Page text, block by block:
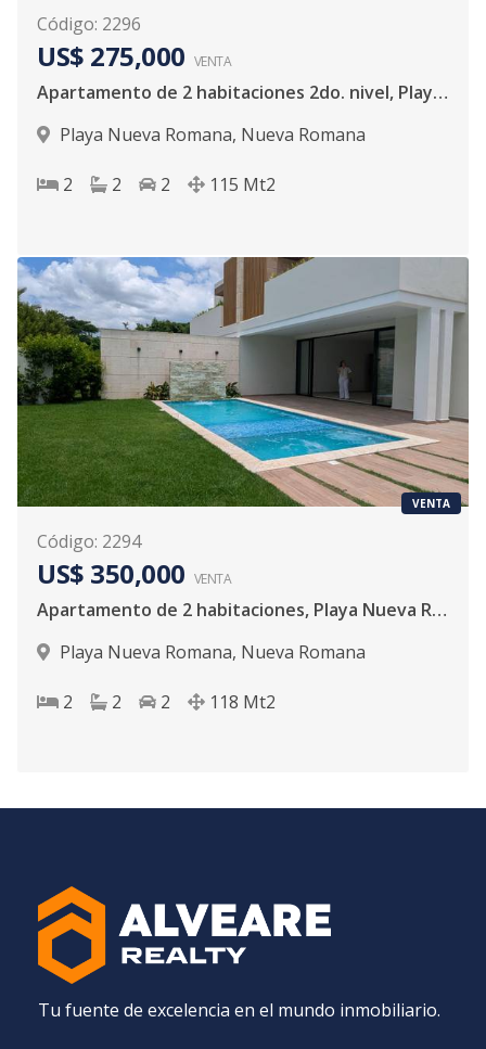
Código: 2296
US$ 275,000 VENTA
Apartamento de 2 habitaciones 2do. nivel, Playa Nueva Romana
Playa Nueva Romana, Nueva Romana
2 2 2 115 Mt2
VENTA
Código: 2294
US$ 350,000 VENTA
Apartamento de 2 habitaciones, Playa Nueva Romana
Playa Nueva Romana, Nueva Romana
2 2 2 118 Mt2
Tu fuente de excelencia en el mundo inmobiliario.